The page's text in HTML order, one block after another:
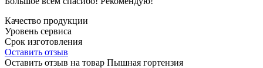
Качество продукции
Уровень сервиса
Срок изготовления
Оставить отзыв
Оставить отзыв на товар Пышная гортензия